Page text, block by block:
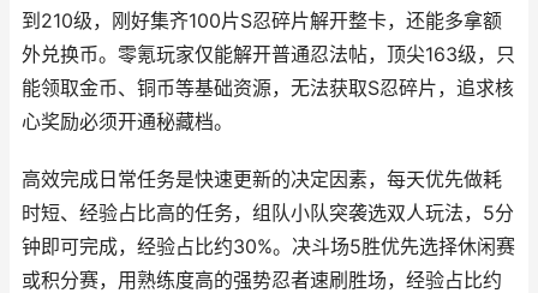
到210级，刚好集齐100片S忍碎片解开整卡，还能多拿额
外兑换币。零氪玩家仅能解开普通忍法帖，顶尖163级，只
能领取金币、铜币等基础资源，无法获取S忍碎片，追求核
心奖励必须开通秘藏档。
高效完成日常任务是快速更新的决定因素，每天优先做耗
时短、经验占比高的任务，组队小队突袭选双人玩法，5分
钟即可完成，经验占比约30%。决斗场5胜优先选择休闲赛
或积分赛，用熟练度高的强势忍者速刷胜场，经验占比约